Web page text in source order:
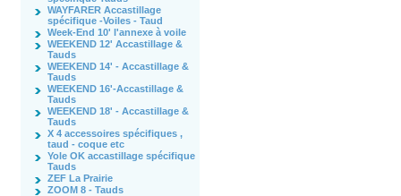
WAYFARER Accastillage
spécifique -Voiles - Taud
Week-End 10' l'annexe à voile
WEEKEND 12' Accastillage &
Tauds
WEEKEND 14' - Accastillage &
Tauds
WEEKEND 16'-Accastillage &
Tauds
WEEKEND 18' - Accastillage &
Tauds
X 4 accessoires spécifiques ,
taud - coque etc
Yole OK accastillage spécifique
Tauds
ZEF La Prairie
ZOOM 8 - Tauds